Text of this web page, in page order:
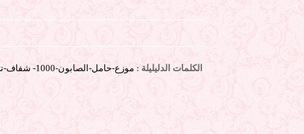
الكلمات الدليليلة : موزع-حامل-الصابون-1000- شفاف-تركي